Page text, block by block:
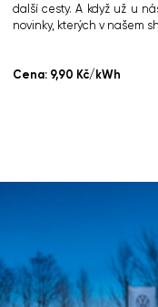
další cesty. A když už u
novinky, kterých v našem
Cena: 9,90 Kč/kWh